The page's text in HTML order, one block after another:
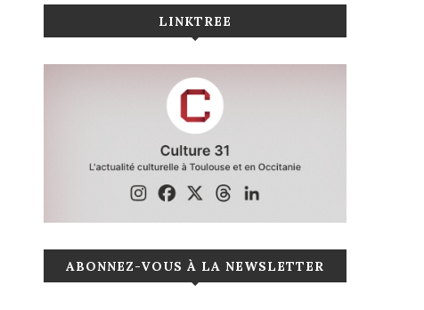
LINKTREE
ABONNEZ-VOUS À LA NEWSLETTER